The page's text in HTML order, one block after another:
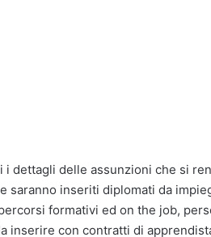
i dettagli delle assunzioni che si
saranno inseriti diplomati da
formativi ed on the job,
inserire con contratti di